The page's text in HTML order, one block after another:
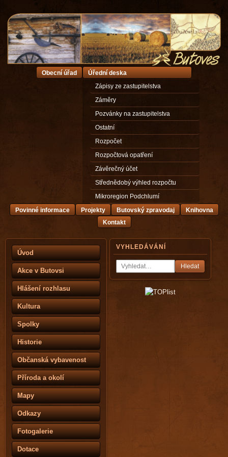
Úvod
Akce v Butovsi
Hlášení rozhlasu
Kultura
Spolky
Historie
Občanská vybavenost
Příroda a okolí
Mapy
Odkazy
Fotogalerie
Dotace
VYHLEDÁVÁNÍ
Hledat
Obecní úřad
Úřední deska
Zápisy ze zastupitelstva
Záměry
Pozvánky na zastupitelstva
Ostatní
Rozpočet
Rozpočtová opatření
Závěrečný účet
Střednědobý výhled rozpočtu
Mikroregion Podchlumí
Povinné informace
Projekty Butovský zpravodaj
Knihovna
Kontakt